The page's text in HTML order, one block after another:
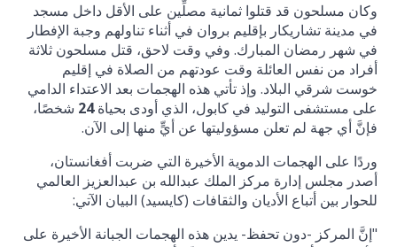
وكان مسلحون قد قتلوا ثمانية مصلِّين على الأقل داخل مسجد
في مدينة تشاريكار بإقليم بروان في أثناء تناولهم وجبة الإفطار
في شهر رمضان المبارك. وفي وقت لاحق، قتل مسلحون ثلاثة
أفراد من نفس العائلة وقت عودتهم من الصلاة في إقليم
خوست شرقي البلاد. وإذ تأتي هذه الهجمات بعد الاعتداء الدامي
على مستشفى التوليد في كابول، الذي أودى بحياة24 شخصًا،
فإنَّ أي جهة لم تعلن مسؤوليتها عن أيٍّ منها إلى الآن.
وردًا على الهجمات الدموية الأخيرة التي ضربت أفغانستان،
أصدر مجلس إدارة مركز الملك عبدالله بن عبدالعزيز العالمي
للحوار بين أتباع الأديان والثقافات (كايسيد) البيان الآتي:
"إنَّ المركز -دون تحفظ- يدين هذه الهجمات الجبانة الأخيرة على